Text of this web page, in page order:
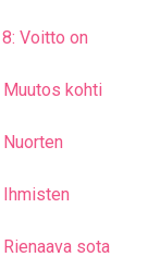
Voitto on
kohti
sota